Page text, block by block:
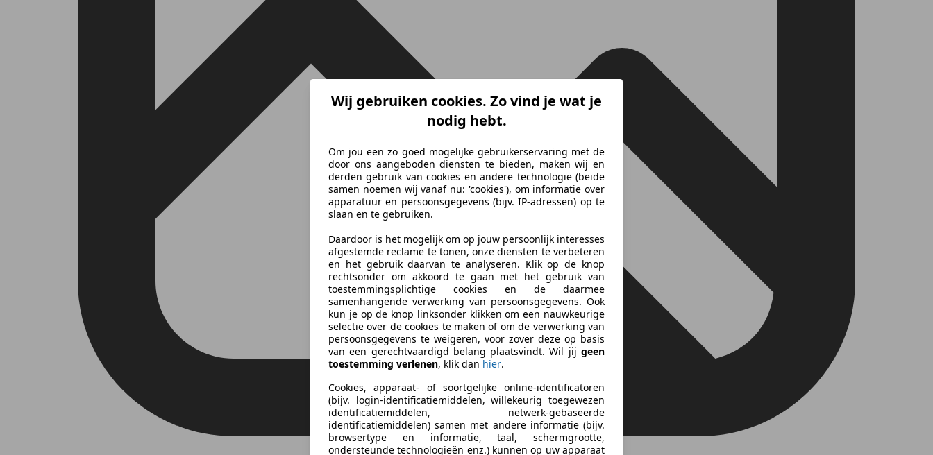
Wij gebruiken cookies. Zo vind je wat je
nodig hebt.
Om jou een zo goed mogelijke gebruikerservaring met de
door ons aangeboden diensten te bieden, maken wij en
derden gebruik van cookies en andere technologie (beide
samen noemen wij vanaf nu: 'cookies'), om informatie over
apparatuur en persoonsgegevens (bijv. IP-adressen) op te
slaan en te gebruiken.
Daardoor is het mogelijk om op jouw persoonlijk interesses
afgestemde reclame te tonen, onze diensten te verbeteren
en het gebruik daarvan te analyseren. Klik op de knop
rechtsonder om akkoord te gaan met het gebruik van
toestemmingsplichtige cookies en de daarmee
samenhangende verwerking van persoonsgegevens. Ook
kun je op de knop linksonder klikken om een nauwkeurige
selectie over de cookies te maken of om de verwerking van
persoonsgegevens te weigeren, voor zover deze op basis
van een gerechtvaardigd belang plaatsvindt. Wil jij geen
toestemming verlenen, klik dan hier.
Cookies, apparaat- of soortgelijke online-identificatoren
(bijv. login-identificatiemiddelen, willekeurig toegewezen
identificatiemiddelen, netwerk-gebaseerde
identificatiemiddelen) samen met andere informatie (bijv.
browsertype en informatie, taal, schermgrootte,
ondersteunde technologieën enz.) kunnen op uw apparaat